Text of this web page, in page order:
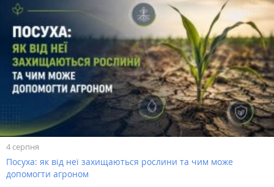
4 серпня
Посуха: як від неї захищаються рослини та чим може
допомогти агроном